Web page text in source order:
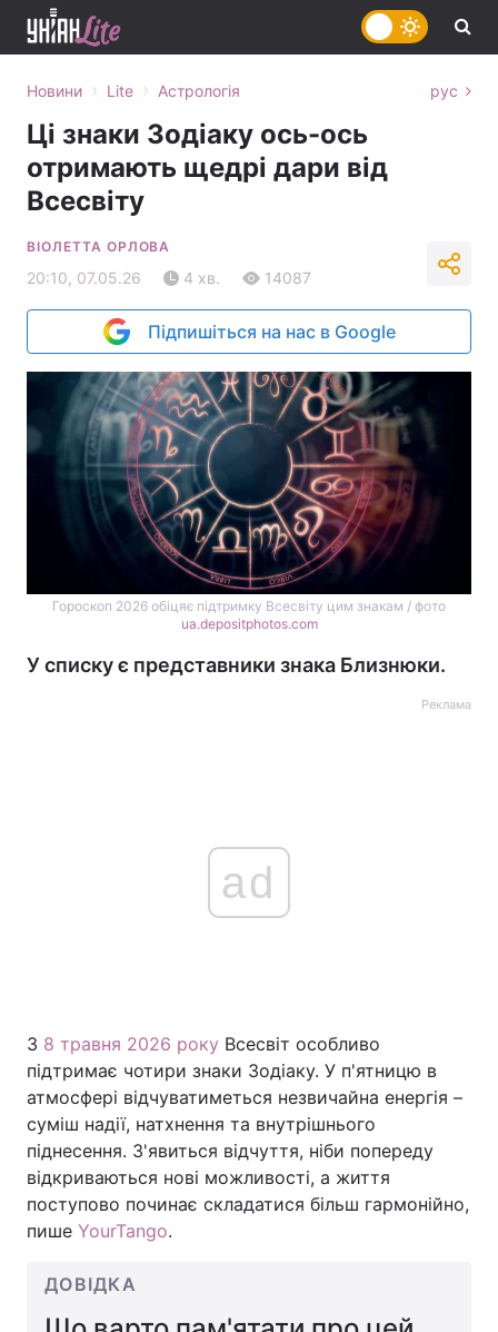
Головна Війна
Політика
Економіка Світ
Спорт
Техно і зв'язок
Новини › Lite › Астрологія рус
Ці знаки Зодіаку ось-ось
отримають щедрі дари від
Всесвіту
ВІОЛЕТТА ОРЛОВА
20:10, 07.05.26 4 хв. 14087
Підпишіться на нас в Google
Гороскоп 2026 обіцяє підтримку Всесвіту цим знакам / фото
ua.depositphotos.com
У списку є представники знака Близнюки.
Реклама
ad
З 8 травня 2026 року Всесвіт особливо
підтримає чотири знаки Зодіаку. У п'ятницю в
атмосфері відчуватиметься незвичайна енергія –
суміш надії, натхнення та внутрішнього
піднесення. З'явиться відчуття, ніби попереду
відкриваються нові можливості, а життя
поступово починає складатися більш гармонійно,
пише YourTango.
ДОВІДКА